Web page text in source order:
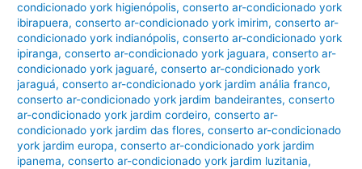
condicionado york higienópolis,conserto ar-condicionado york
ibirapuera,conserto ar-condicionado york imirim,conserto ar-
condicionado york indianópolis,conserto ar-condicionado york
ipiranga,conserto ar-condicionado york jaguara,conserto ar-
condicionado york jaguaré,conserto ar-condicionado york
jaraguá,conserto ar-condicionado york jardim anália franco,
conserto ar-condicionado york jardim bandeirantes,conserto
ar-condicionado york jardim cordeiro,conserto ar-
condicionado york jardim das flores,conserto ar-condicionado
york jardim europa,conserto ar-condicionado york jardim
ipanema,conserto ar-condicionado york jardim luzitania,